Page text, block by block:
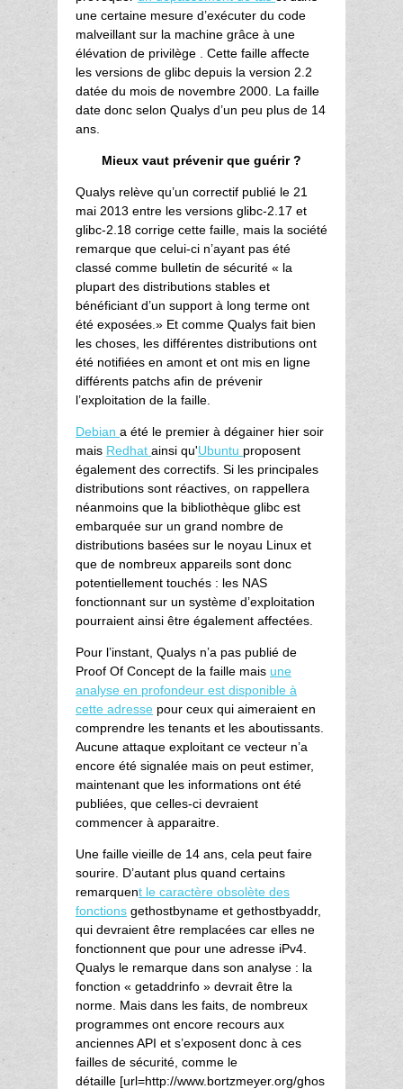
une certaine mesure d’exécuter du code
malveillant sur la machine grâce à une
élévation de privilège . Cette faille affecte
les versions de glibc depuis la version 2.2
datée du mois de novembre 2000. La faille
date donc selon Qualys d’un peu plus de 14
ans.
Mieux vaut prévenir que guérir ?
Qualys relève qu’un correctif publié le 21
mai 2013 entre les versions glibc-2.17 et
glibc-2.18 corrige cette faille, mais la société
remarque que celui-ci n’ayant pas été
classé comme bulletin de sécurité « la
plupart des distributions stables et
bénéficiant d’un support à long terme ont
été exposées.» Et comme Qualys fait bien
les choses, les différentes distributions ont
été notifiées en amont et ont mis en ligne
différents patchs afin de prévenir
l’exploitation de la faille.
Debian a été le premier à dégainer hier soir
mais Redhat ainsi qu'Ubuntu proposent
également des correctifs. Si les principales
distributions sont réactives, on rappellera
néanmoins que la bibliothèque glibc est
embarquée sur un grand nombre de
distributions basées sur le noyau Linux et
que de nombreux appareils sont donc
potentiellement touchés : les NAS
fonctionnant sur un système d’exploitation
pourraient ainsi être également affectées.
Pour l’instant, Qualys n’a pas publié de
Proof Of Concept de la faille mais une
analyse en profondeur est disponible à
cette adresse pour ceux qui aimeraient en
comprendre les tenants et les aboutissants.
Aucune attaque exploitant ce vecteur n’a
encore été signalée mais on peut estimer,
maintenant que les informations ont été
publiées, que celles-ci devraient
commencer à apparaitre.
Une faille vieille de 14 ans, cela peut faire
sourire. D’autant plus quand certains
remarquent le caractère obsolète des
fonctions gethostbyname et gethostbyaddr,
qui devraient être remplacées car elles ne
fonctionnent que pour une adresse iPv4.
Qualys le remarque dans son analyse : la
fonction « getaddrinfo » devrait être la
norme. Mais dans les faits, de nombreux
programmes ont encore recours aux
anciennes API et s’exposent donc à ces
failles de sécurité, comme le
détaille [url=http://www.bortzmeyer.org/ghos